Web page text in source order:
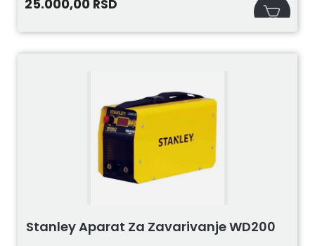
25.000,00 RSD
Stanley Aparat Za Zavarivanje WD200